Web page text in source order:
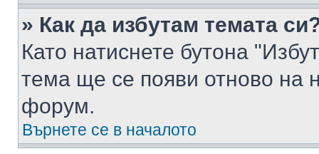
» Как да избутам темата
Като натиснете бутона
тема ще се появи отново на
форум.
Върнете се в началото